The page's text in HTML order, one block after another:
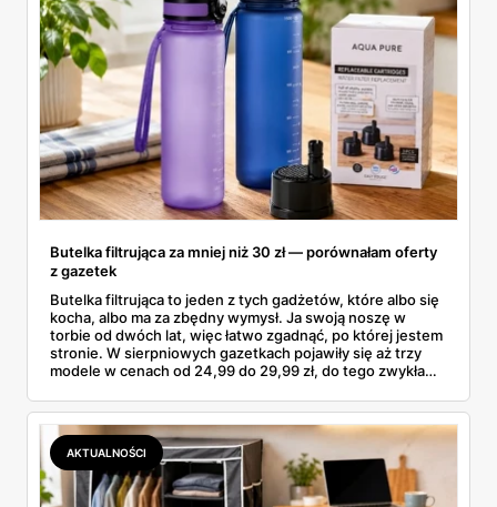
Butelka filtrująca za mniej niż 30 zł — porównałam oferty
z gazetek
Butelka filtrująca to jeden z tych gadżetów, które albo się
kocha, albo ma za zbędny wymysł. Ja swoją noszę w
torbie od dwóch lat, więc łatwo zgadnąć, po której jestem
stronie. W sierpniowych gazetkach pojawiły się aż trzy
modele w cenach od 24,99 do 29,99 zł, do tego zwykła
wszystkie oferty i policzyłam, kiedy taki zakup faktycznie
się opłaca.
AKTUALNOŚCI